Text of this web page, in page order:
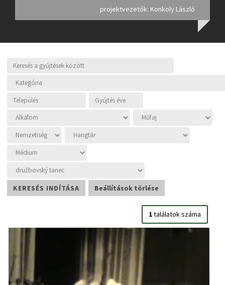
projektvezetők: Konkoly László
1találatok száma